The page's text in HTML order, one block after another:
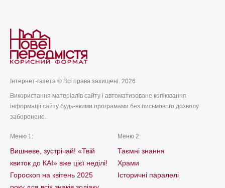
Інтернет-газета © Всі права захищені. 2026
Використання матеріалів сайту і автоматизоване копіювання
інформації сайту будь-якими програмами без письмового дозволу
заборонено.
Меню 1:
Вишневе, зустрічай! «Твій
квиток до КАІ» вже цієї неділі!
Гороскоп на квітень 2025
Меню 2:
Таємні знання
Храми
Історичні паралелі